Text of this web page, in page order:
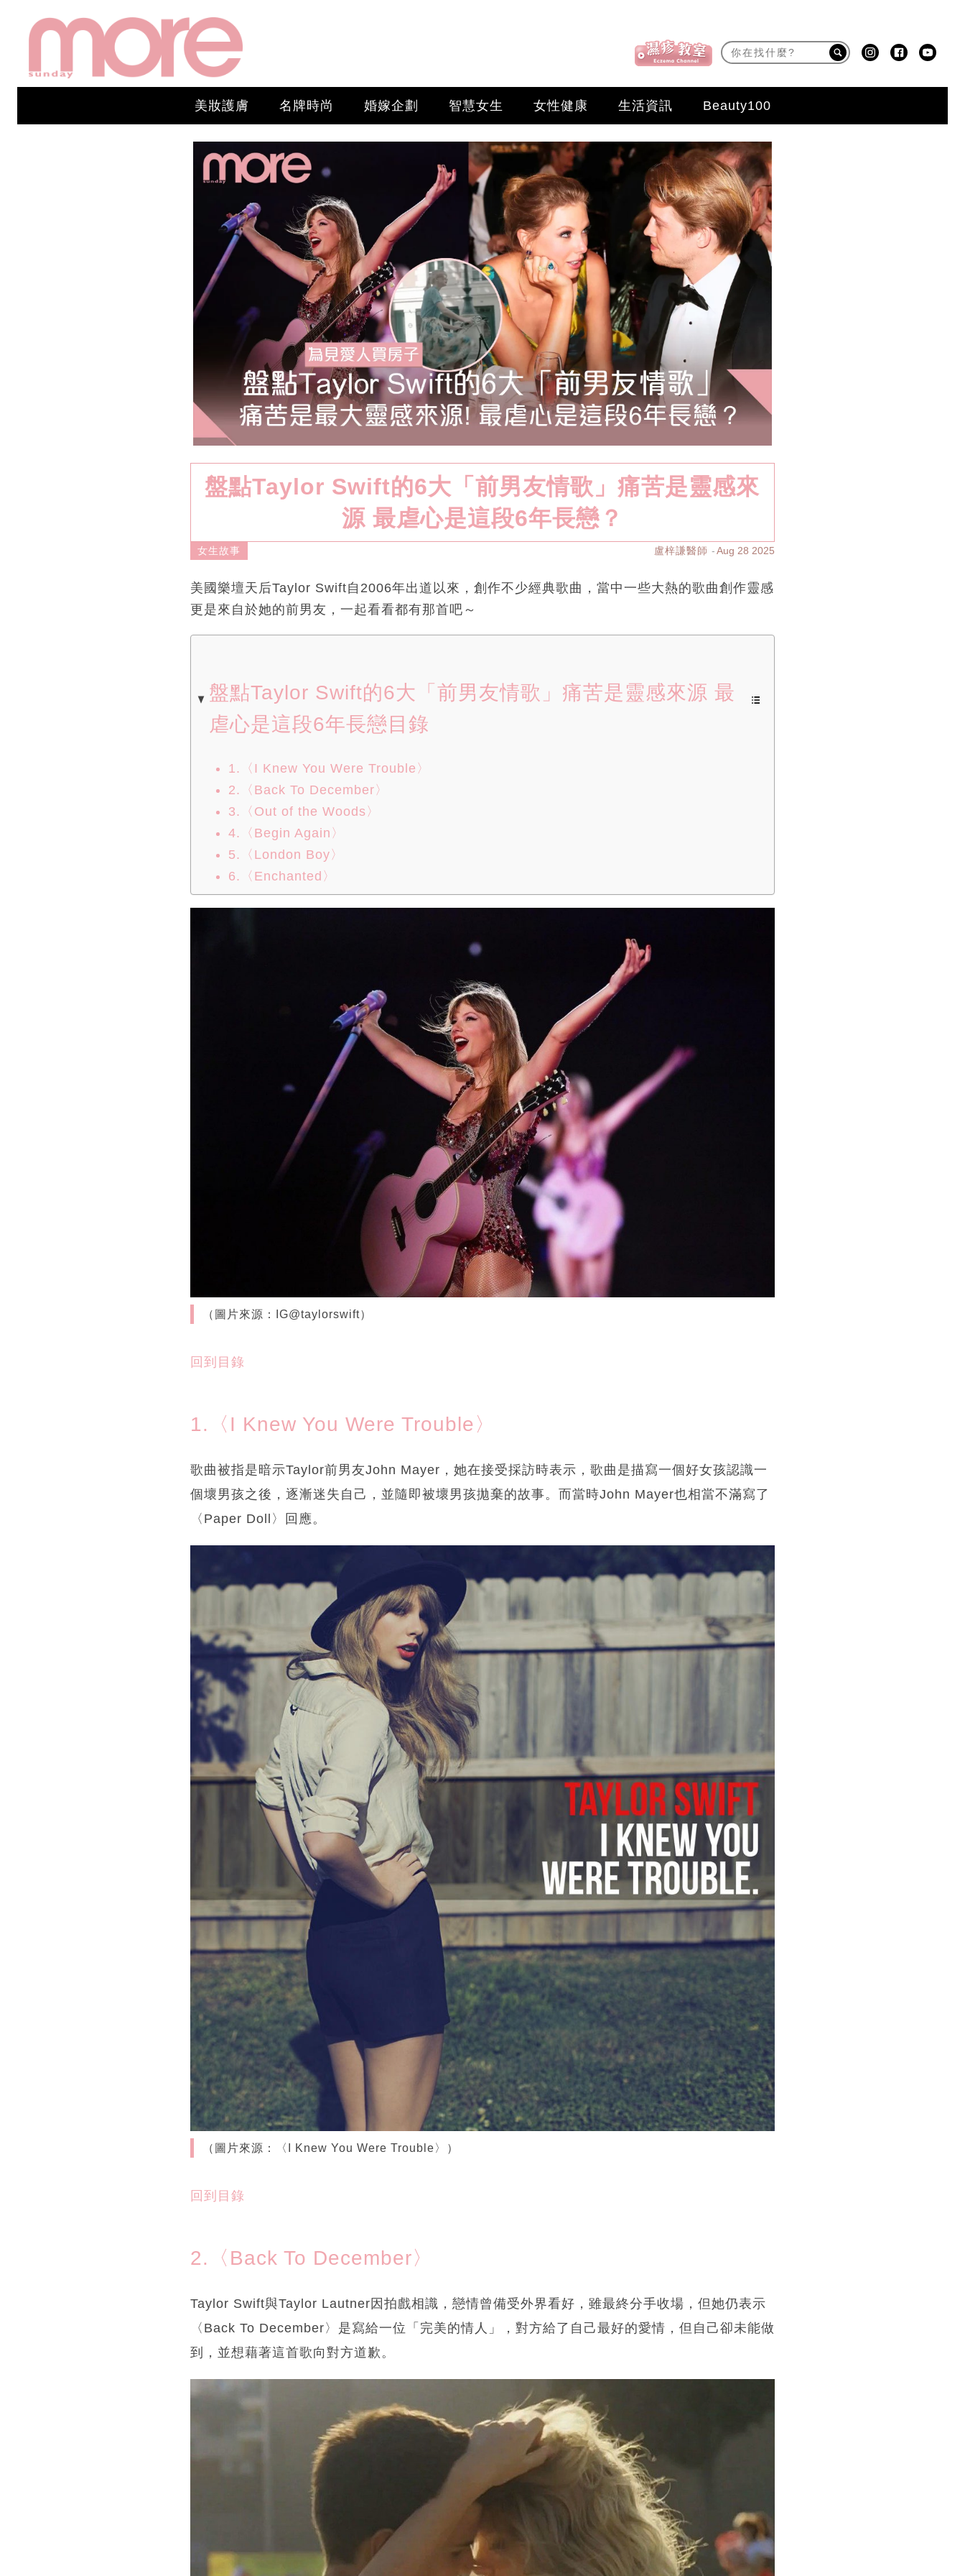
美妝護膚 名牌時尚 婚嫁企劃 智慧女生 女性健康 生活資訊 Beauty100
盤點Taylor Swift的6大「前男友情歌」痛苦是靈感來
源 最虐心是這段6年長戀？
女生故事 盧梓謙醫師 Aug 28 2025
美國樂壇天后Taylor Swift自2006年出道以來，創作不少經典歌曲，當中一些大熱的歌曲創作靈感
更是來自於她的前男友，一起看看都有那首吧～
盤點Taylor Swift的6大「前男友情歌」痛苦是靈感來源 最
虐心是這段6年長戀目錄
1.〈I Knew You Were Trouble〉
2.〈Back To December〉
3.〈Out of the Woods〉
4.〈Begin Again〉
5.〈London Boy〉
6.〈Enchanted〉
（圖片來源：IG@taylorswift）
回到目錄
1.〈I Knew You Were Trouble〉
歌曲被指是暗示Taylor前男友John Mayer，她在接受採訪時表示，歌曲是描寫一個好女孩認識一
個壞男孩之後，逐漸迷失自己，並隨即被壞男孩拋棄的故事。而當時John Mayer也相當不滿寫了
〈Paper Doll〉回應。
（圖片來源：〈I Knew You Were Trouble〉）
回到目錄
2.〈Back To December〉
Taylor Swift與Taylor Lautner因拍戲相識，戀情曾備受外界看好，雖最終分手收場，但她仍表示
〈Back To December〉是寫給一位「完美的情人」，對方給了自己最好的愛情，但自己卻未能做
到，並想藉著這首歌向對方道歉。